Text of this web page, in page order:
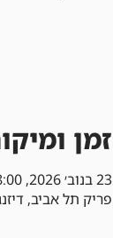
זמן
23 בנוב׳ 2026, 18:00 – 22:00
פריק תל אביב, דיזנגוף 50, תל אביב-